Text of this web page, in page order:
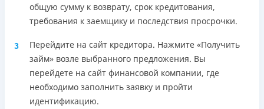
общую сумму к возврату, срок кредитования,
требования к заемщику и последствия просрочки.
3
Перейдите на сайт кредитора. Нажмите «Получить
займ» возле выбранного предложения. Вы
перейдете на сайт финансовой компании, где
необходимо заполнить заявку и пройти
идентификацию.